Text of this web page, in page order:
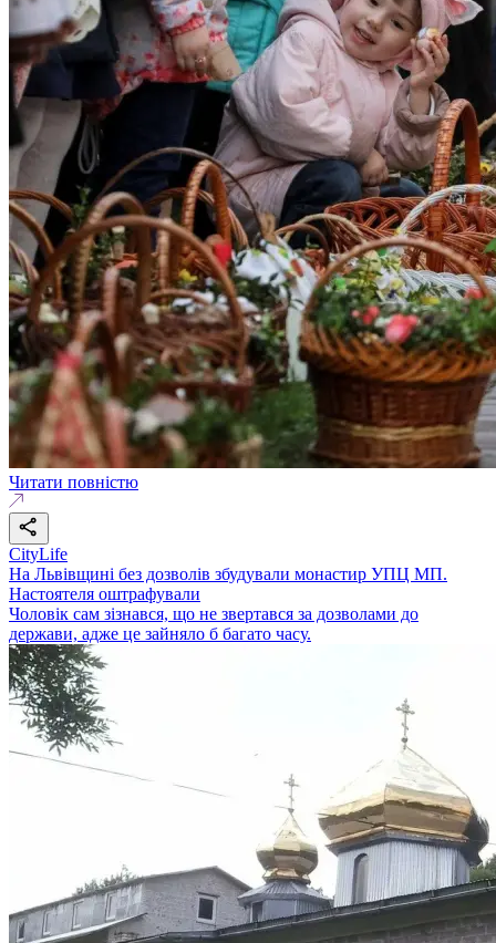
Читати повністю
CityLife
На Львівщині без дозволів збудували монастир УПЦ МП.
Настоятеля оштрафували
Чоловік сам зізнався, що не звертався за дозволами до
держави, адже це зайняло б багато часу.